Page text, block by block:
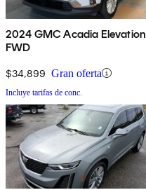
2024 GMC Acadia Elevation
FWD
$34,899 Gran oferta
Incluye tarifas de conc.